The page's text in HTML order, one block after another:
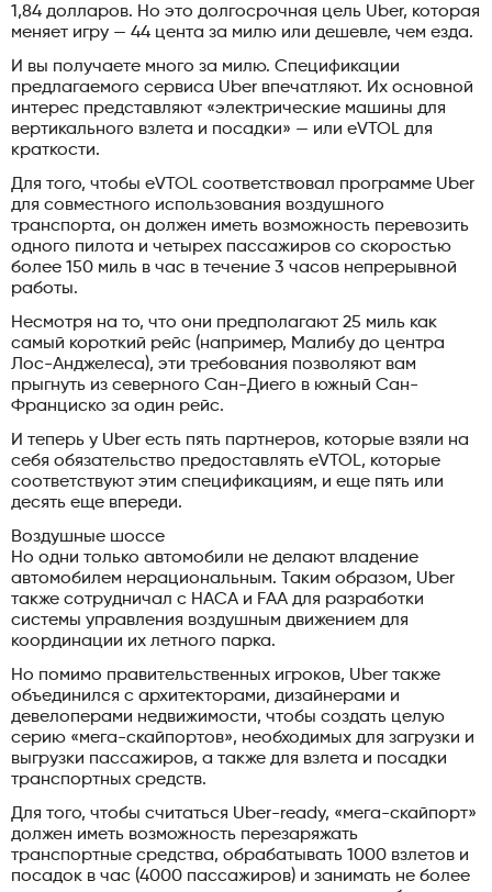
1,84 долларов. Но это долгосрочная цель Uber, которая
меняет игру — 44 цента за милю или дешевле, чем езда.
И вы получаете много за милю. Спецификации
предлагаемого сервиса Uber впечатляют. Их основной
интерес представляют «электрические машины для
вертикального взлета и посадки» — или eVTOL для
краткости.
Для того, чтобы eVTOL соответствовал программе Uber
для совместного использования воздушного
транспорта, он должен иметь возможность перевозить
одного пилота и четырех пассажиров со скоростью
более 150 миль в час в течение 3 часов непрерывной
работы.
Несмотря на то, что они предполагают 25 миль как
самый короткий рейс (например, Малибу до центра
Лос-Анджелеса), эти требования позволяют вам
прыгнуть из северного Сан-Диего в южный Сан-
Франциско за один рейс.
И теперь у Uber есть пять партнеров, которые взяли на
себя обязательство предоставлять eVTOL, которые
соответствуют этим спецификациям, и еще пять или
десять еще впереди.
Воздушные шоссе
Но одни только автомобили не делают владение
автомобилем нерациональным. Таким образом, Uber
также сотрудничал с НАСА и FAA для разработки
системы управления воздушным движением для
координации их летного парка.
Но помимо правительственных игроков, Uber также
объединился с архитекторами, дизайнерами и
девелоперами недвижимости, чтобы создать целую
серию «мега-скайпортов», необходимых для загрузки и
выгрузки пассажиров, а также для взлета и посадки
транспортных средств.
Для того, чтобы считаться Uber-ready, «мега-скайпорт»
должен иметь возможность перезаряжать
транспортные средства, обрабатывать 1000 взлетов и
посадок в час (4000 пассажиров) и занимать не более